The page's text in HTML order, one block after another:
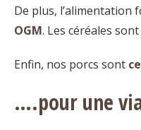
De plus, l’alimentation
OGM. Les céréales sont
Enfin, nos porcs sont
….pour une